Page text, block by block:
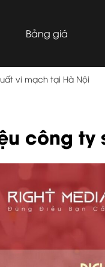
Bảng giá
vi mạch tại Hà Nội
công